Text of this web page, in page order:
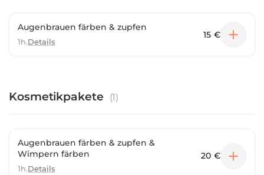
Augenbrauen färben & zupfen
1h.Details
15 €
Kosmetikpakete (1)
Augenbrauen färben & zupfen &
Wimpern färben
1h.Details
20 €